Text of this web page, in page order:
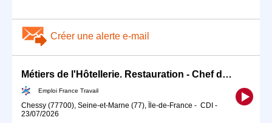
Créer une alerte e-mail
Métiers de l'Hôtellerie. Restauration - Chef de Cuisine/C (H/F)
Emploi France Travail
Chessy (77700), Seine-et-Marne (77), Île-de-France - CDI -
23/07/2026